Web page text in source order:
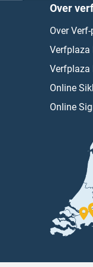
Over
Over
Verfplaza
Verfplaza
Online
Online